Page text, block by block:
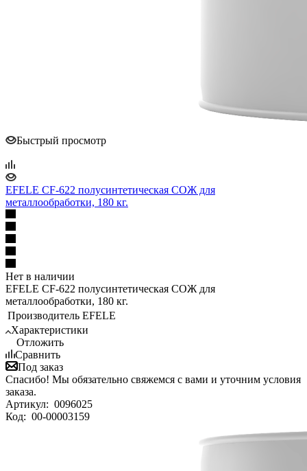
Быстрый просмотр
EFELE CF-622 полусинтетическая СОЖ для
металлообработки, 180 кг.
Нет в наличии
EFELE CF-622 полусинтетическая СОЖ для
металлообработки, 180 кг.
Производитель EFELE
Характеристики
Отложить
Сравнить
Под заказ
Спасибо! Мы обязательно свяжемся с вами и уточним условия
заказа.
Артикул: 0096025
Код: 00-00003159